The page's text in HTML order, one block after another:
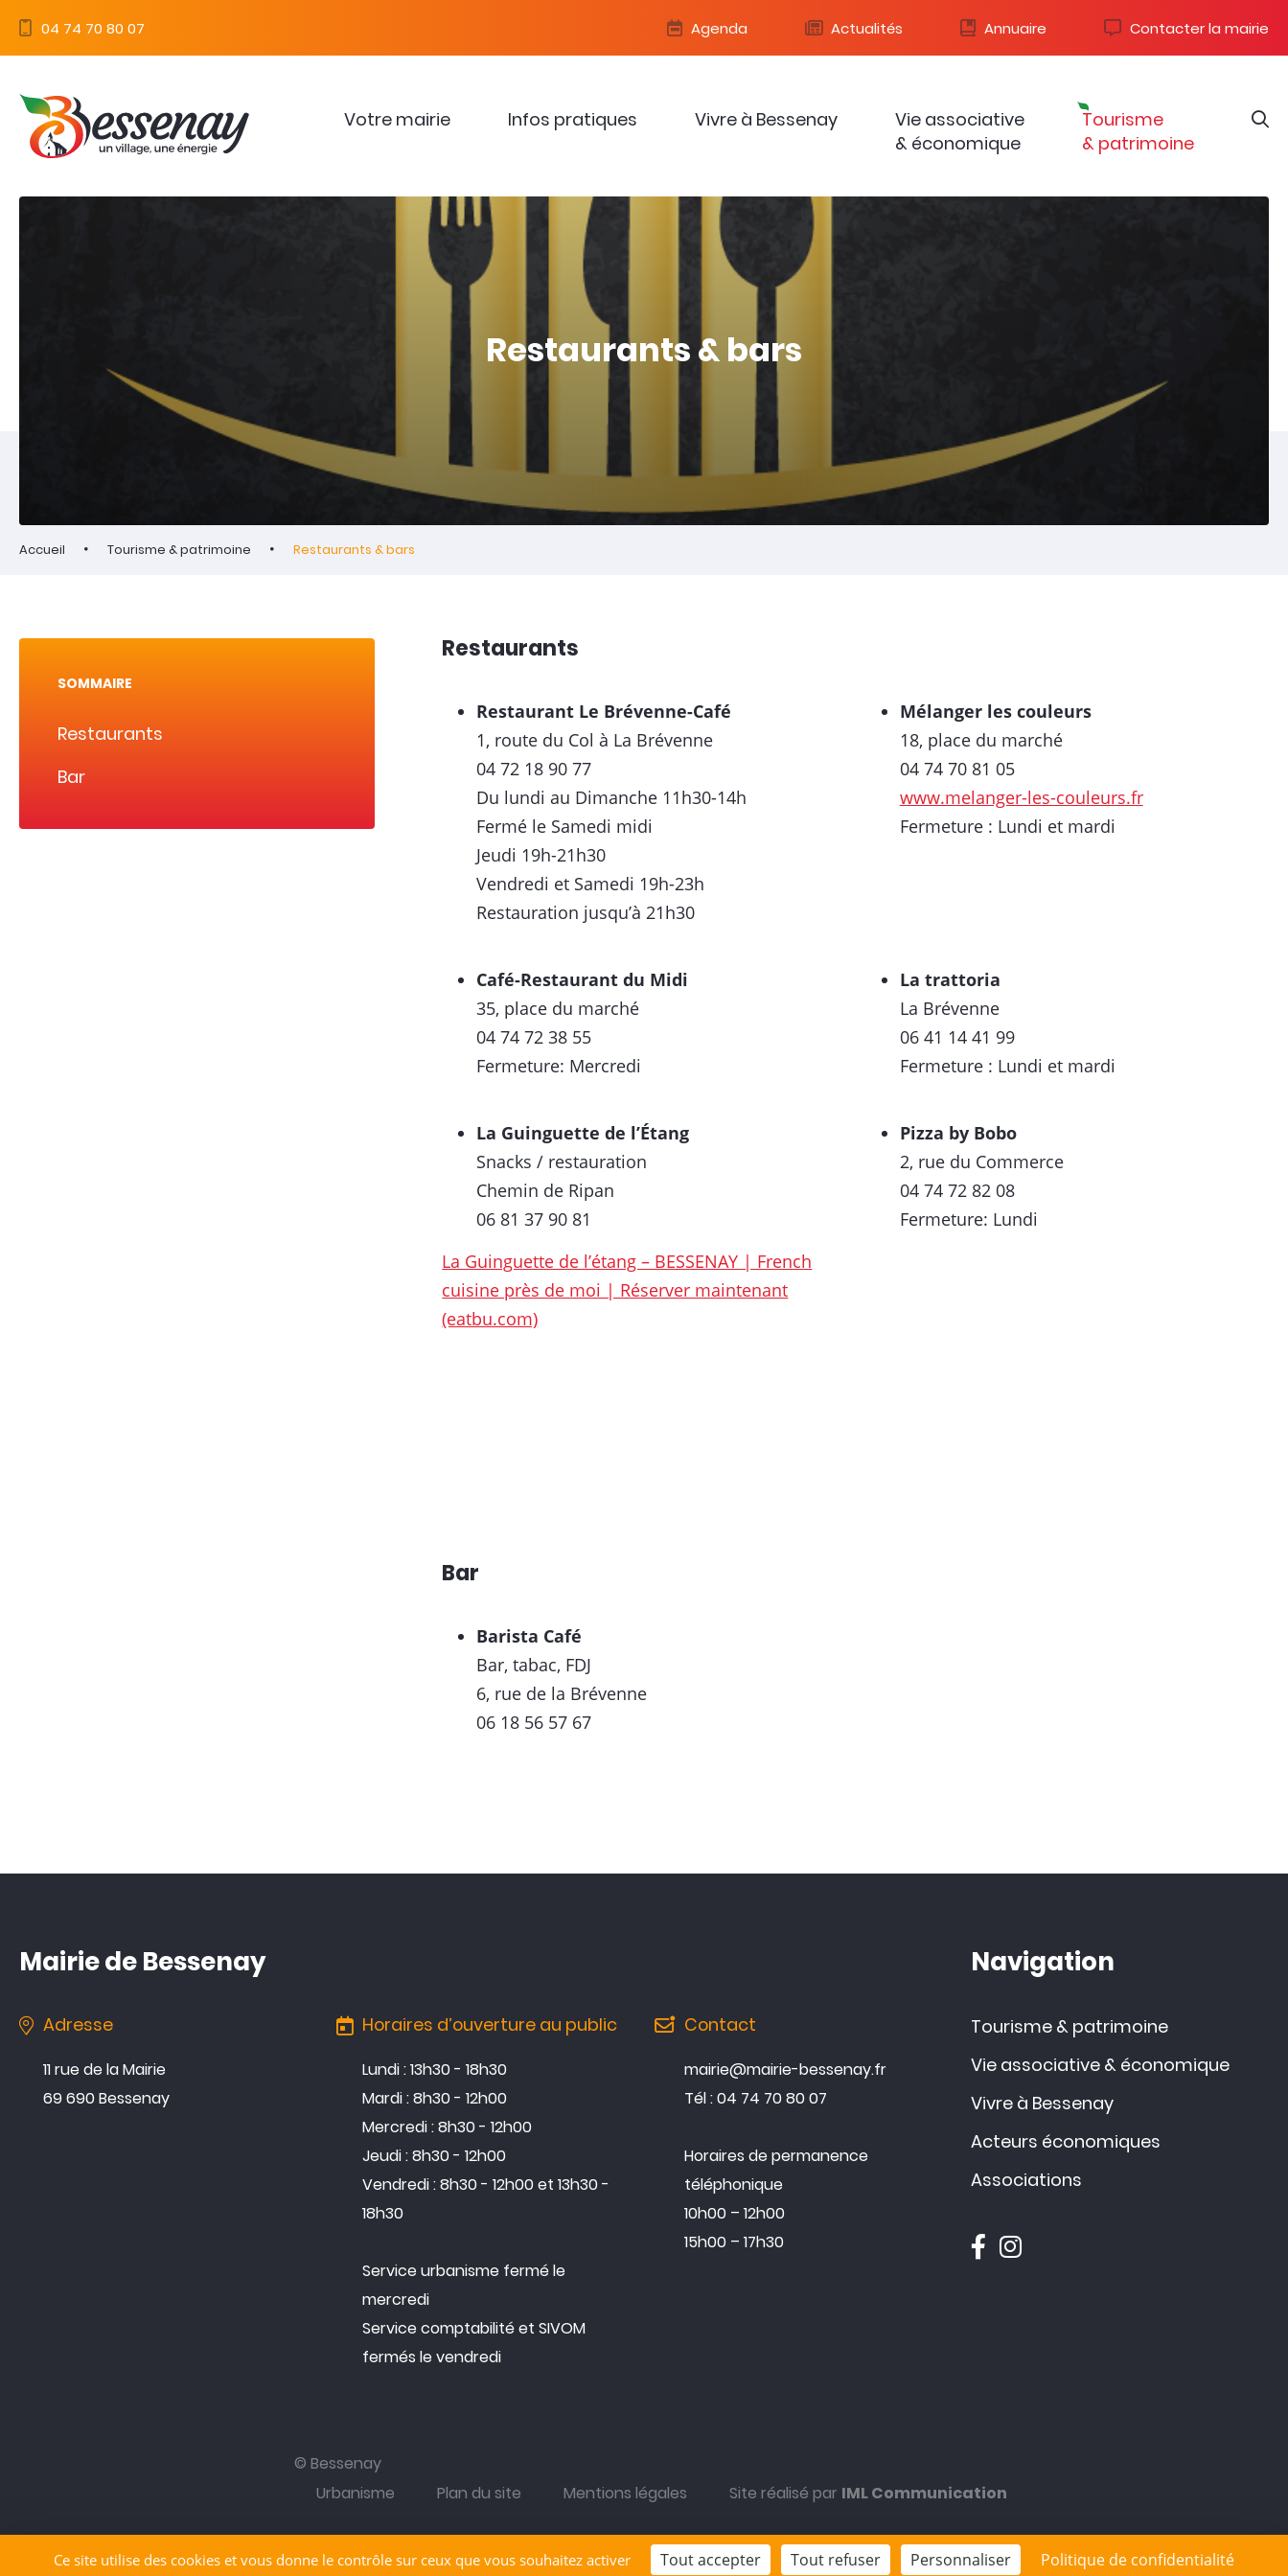
04 74 70 80 07 Agenda Actualités Annuaire Contacter la mairie
Votre mairie Infos pratiques Vivre à Bessenay
Vie associative
& économique
Tourisme
& patrimoine
Restaurants & bars
Accueil Tourisme & patrimoine Restaurants & bars
Restaurants
Restaurant Le Brévenne-Café
1, route du Col à La Brévenne
04 72 18 90 77
Du lundi au Dimanche 11h30-14h
Fermé le Samedi midi
Jeudi 19h-21h30
Vendredi et Samedi 19h-23h
Restauration jusqu’à 21h30
Mélanger les couleurs
18, place du marché
04 74 70 81 05
www.melanger-les-couleurs.fr
Fermeture : Lundi et mardi
Café-Restaurant du Midi
35, place du marché
04 74 72 38 55
Fermeture: Mercredi
La trattoria
La Brévenne
06 41 14 41 99
Fermeture : Lundi et mardi
La Guinguette de l’Étang
Snacks / restauration
Chemin de Ripan
06 81 37 90 81
La Guinguette de l’étang – BESSENAY | French
cuisine près de moi | Réserver maintenant
(eatbu.com)
Pizza by Bobo
2, rue du Commerce
04 74 72 82 08
Fermeture: Lundi
Bar
Barista Café
Bar, tabac, FDJ
6, rue de la Brévenne
06 18 56 57 67
SOMMAIRE
Restaurants
Bar
Mairie de Bessenay
Adresse
11 rue de la Mairie
69 690 Bessenay
Horaires d’ouverture au public
Lundi : 13h30 - 18h30
Mardi : 8h30 - 12h00
Mercredi : 8h30 - 12h00
Jeudi : 8h30 - 12h00
Vendredi : 8h30 - 12h00 et 13h30 -
18h30
Service urbanisme fermé le
mercredi
Service comptabilité et SIVOM
fermés le vendredi
Contact
mairie@mairie-bessenay.fr
Tél : 04 74 70 80 07
Horaires de permanence
téléphonique
10h00 – 12h00
15h00 – 17h30
Navigation
Tourisme & patrimoine
Vie associative & économique
Vivre à Bessenay
Acteurs économiques
Associations
© Bessenay
Urbanisme
Plan du site Mentions légales Site réalisé par IML Communication
Panneau de gestion des cookies
Ce site utilise des cookies et vous donne le contrôle sur ceux que vous souhaitez activer Tout accepter Tout refuser Personnaliser Politique de confidentialité